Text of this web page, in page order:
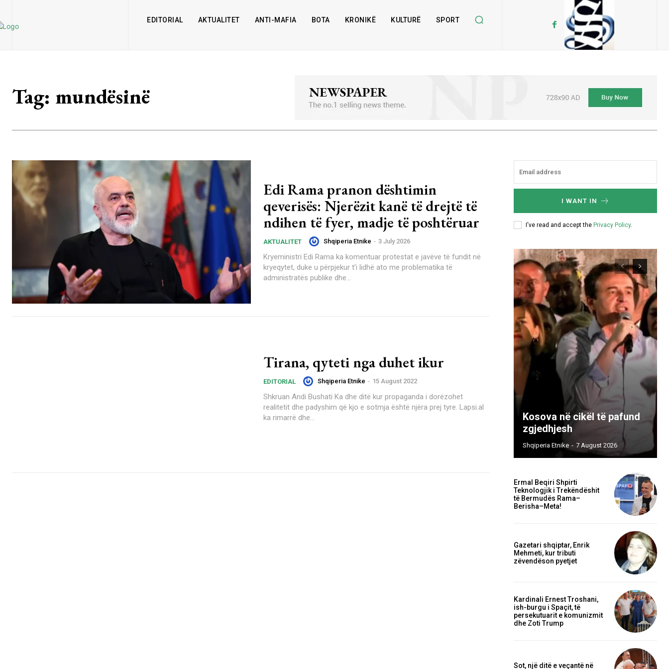
EDITORIAL AKTUALITET ANTI-MAFIA BOTA KRONIKË KULTURË SPORT
Tag: mundësinë
Edi Rama pranon dështimin
qeverisës: Njerëzit kanë të drejtë të
ndihen të fyer, madje të poshtëruar
AKTUALITET Shqiperia Etnike - 3 July 2026
Kryeministri Edi Rama ka komentuar protestat e javëve të fundit në
kryeqytet, duke u përpjekur t’i lidhë ato me problematika të
administratës publike dhe...
Tirana, qyteti nga duhet ikur
EDITORIAL Shqiperia Etnike - 15 August 2022
Shkruan Andi Bushati Ka dhe ditë kur propaganda i dorëzohet
realitetit dhe padyshim që kjo e sotmja është njëra prej tyre. Lapsi.al
ka rimarrë dhe...
I WANT IN
I've read and accept the Privacy Policy.
Kosova në cikël të pafund
zgjedhjesh
Shqiperia Etnike - 7 August 2026
Ermal Beqiri Shpirti
Teknologjik i Trekëndëshit
të Bermudës Rama–
Berisha–Meta!
Gazetari shqiptar, Enrik
Mehmeti, kur tributi
zëvendëson pyetjet
Kardinali Ernest Troshani,
ish-burgu i Spaçit, të
persekutuarit e komunizmit
dhe Zoti Trump
Sot, një ditë e veçantë në